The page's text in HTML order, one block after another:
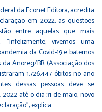
da Econet Editora, acredita
em 2022, as questões
entre aquelas que mais
vivemos uma
da Covid-19 e batemos
Anoreg/BR (Associação dos
1.726.447 óbitos no ano
dessas pessoas deve se
até o dia 31 de maio, novo
explica.